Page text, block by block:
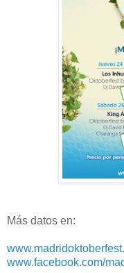
Más datos en:
www.facebook.com/